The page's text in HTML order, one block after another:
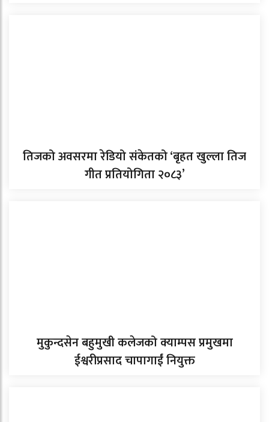
तिजको अवसरमा रेडियो संकेतको ‘बृहत खुल्ला तिज
गीत प्रतियोगिता २०८३’
मुकुन्दसेन बहुमुखी कलेजको क्याम्पस प्रमुखमा
ईश्वरीप्रसाद चापागाईं नियुक्त